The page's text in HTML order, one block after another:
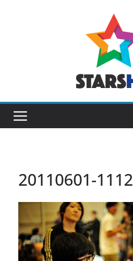
20110601-1112